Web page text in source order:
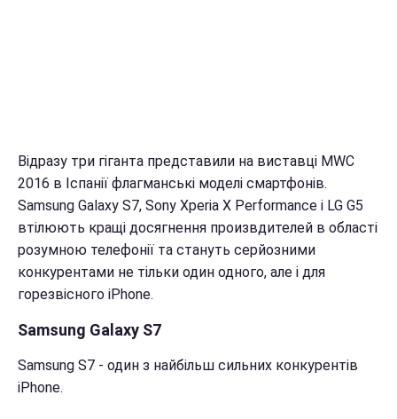
Відразу три гіганта представили на виставці MWC
2016 в Іспанії флагманські моделі смартфонів.
Samsung Galaxy S7, Sony Xperia X Performance і LG G5
втілюють кращі досягнення произвдителей в області
розумною телефонії та стануть серйозними
конкурентами не тільки один одного, але і для
горезвісного iPhone.
Samsung Galaxy S7
Samsung S7 - один з найбільш сильних конкурентів
iPhone.